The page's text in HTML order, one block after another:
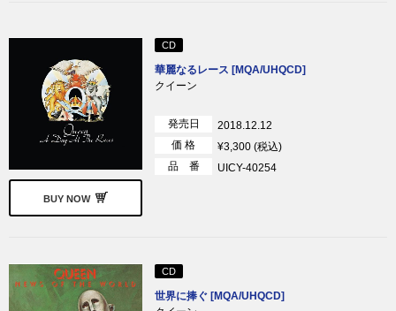
BUY NOW
CD
華麗なるレース [MQA/UHQCD]
クイーン
発売日
2018.12.12
価 格
¥3,300 (税込)
品 番
UICY-40254
CD
世界に捧ぐ [MQA/UHQCD]